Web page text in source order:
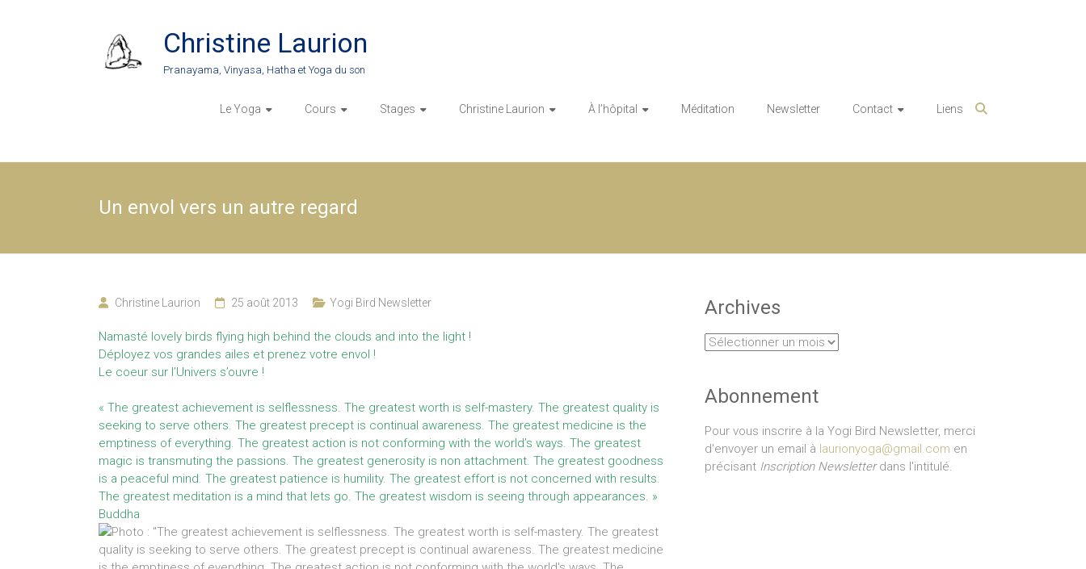
Christine Laurion
Pranayama, Vinyasa, Hatha et Yoga du son
Le Yoga Cours Stages Christine Laurion À l’hôpital Méditation Newsletter Contact Liens
Un envol vers un autre regard
Christine Laurion 25 août 2013 Yogi Bird Newsletter
Namasté lovely birds flying high behind the clouds and into the light !
Déployez vos grandes ailes et prenez votre envol !
Le coeur sur l’Univers s’ouvre !
« The greatest achievement is selflessness. The greatest worth is self-mastery. The greatest quality is
seeking to serve others. The greatest precept is continual awareness. The greatest medicine is the
emptiness of everything. The greatest action is not conforming with the world’s ways. The greatest
magic is transmuting the passions. The greatest generosity is non attachment. The greatest goodness
is a peaceful mind. The greatest patience is humility. The greatest effort is not concerned with results.
The greatest meditation is a mind that lets go. The greatest wisdom is seeing through appearances. »
Buddha
Archives
Archives
Abonnement
Pour vous inscrire à la Yogi Bird Newsletter, merci
d'envoyer un email à laurionyoga@gmail.com en
précisant Inscription Newsletterdans l'intitulé.